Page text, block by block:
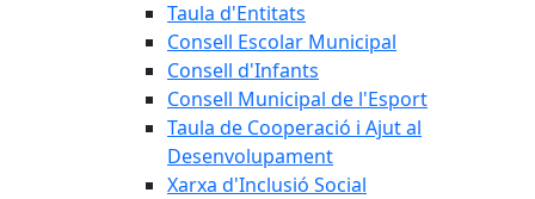
Taula d'Entitats
Consell Escolar Municipal
Consell d'Infants
Consell Municipal de l'Esport
Taula de Cooperació i Ajut al
Desenvolupament
Xarxa d'Inclusió Social